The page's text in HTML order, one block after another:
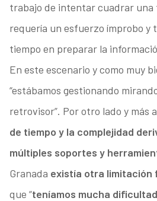
trabajo de intentar cuadrar
requería un esfuerzo ímprobo y
tiempo en preparar la
En este escenario y como muy
“estábamos gestionando
retrovisor”. Por otro lado y más
de tiempo y la complejidad
múltiples soportes y
Granada existía otra limitación
que “teníamos mucha